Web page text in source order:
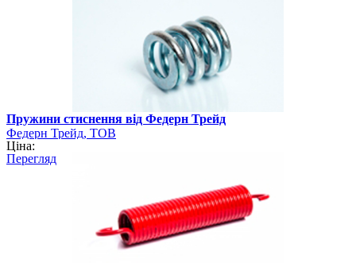
Пружини стиснення від Федерн Трейд
Федерн Трейд, ТОВ
Ціна:
Перегляд